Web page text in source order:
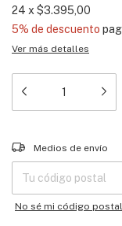
24 x $3.395,00
5% de descuento
Ver más detalles
Entregas para el CP:
Medios de envío
No sé mi código postal